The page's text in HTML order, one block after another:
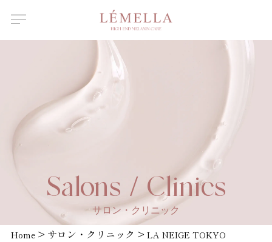
About Us
ルメラについて
Introductory
course
ルメラ導入講習について
Certified
Salons /
Clinics
取扱店舗一覧
News
お知らせ
Salons / Clinics
サロン・クリニック
Home > サロン・クリニック > LA NEIGE TOKYO